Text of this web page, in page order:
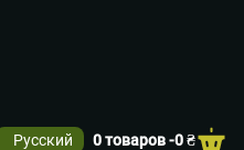
Русский 0 товаров -0₴